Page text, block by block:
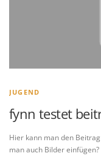
JUGEND
fynn testet
Hier kann man den
man auch Bilder einfügen?